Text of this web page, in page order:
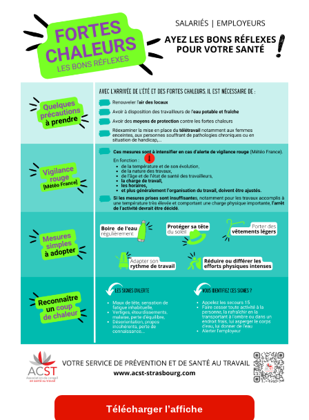
Télécharger l’affiche